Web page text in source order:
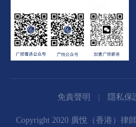
免責聲明 隱私保
Copyright 2020 廣悅（香港）律